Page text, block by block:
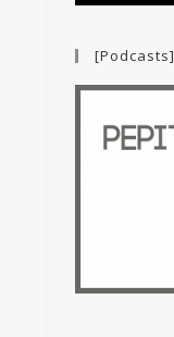
[Podcasts]